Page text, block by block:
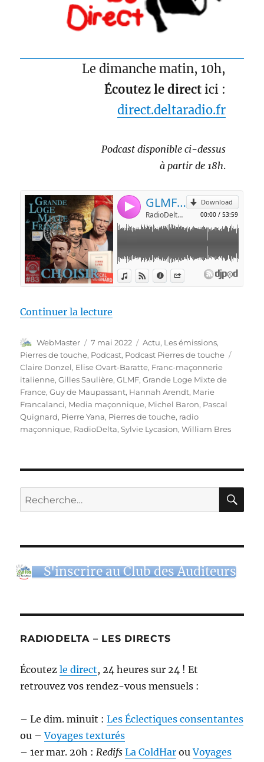
Le dimanche matin, 10h,
Écoutez le direct ici :
direct.deltaradio.fr
Podcast disponible ci-dessus
à partir de 18h.
Continuer la lecture
Auteur
WebMaster
Publié
le
7 mai 2022 Catégories
Actu, Les émissions,
Pierres de touche, Podcast, Podcast Pierres de touche
Claire Donzel, Elise Ovart-Baratte, Franc-maçonnerie
italienne,Gilles Saulière,GLMF,Grande Loge Mixte de
France,Guy de Maupassant, Hannah Arendt, Marie
Francalanci, Media maçonnique, Michel Baron, Pascal
Quignard, Pierre Yana, Pierres de touche, radio
maçonnique, RadioDelta,Sylvie Lycasion,William Bres
Recherche
pour :
S'inscrire au Club des Auditeurs
RADIODELTA – LES DIRECTS
Écoutezle direct, 24 heures sur 24 ! Et
retrouvez vos rendez-vous mensuels :
– Le dim. minuit :Les Éclectiques consentantes
ou –Voyages texturés
– 1er mar. 20h :Redifs La ColdHar ouVoyages